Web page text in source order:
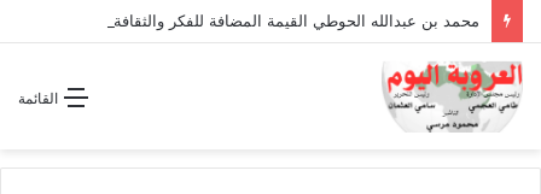
محمد بن عبدالله الحوطي القيمة المضافة للفكر والثقافة والتاريخ !
القائمة